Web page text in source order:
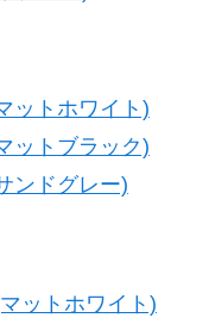
ットホワイト)
ットブラック)
ンドグレー)
ットホワイト)